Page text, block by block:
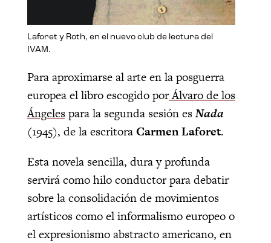
Laforet y Roth, en el nuevo club de lectura del
IVAM.
Para aproximarse al arte en la posguerra
europea el libro escogido porÁlvaro de los
Ángelespara la segunda sesión esNada
(1945), de la escritoraCarmen Laforet.
Esta novela sencilla, dura y profunda
servirá como hilo conductor para debatir
sobre la consolidación de movimientos
artísticos como el informalismo europeo o
el expresionismo abstracto americano, en